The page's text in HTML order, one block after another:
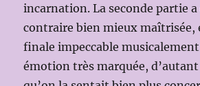
incarnation. La seconde partie a
contraire bien mieux maîtrisée,
finale impeccable
émotion très marquée,